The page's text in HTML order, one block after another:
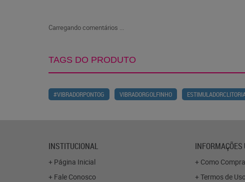
Carregando comentários ...
TAGS DO PRODUTO
#VIBRADORPONTOG VIBRADORGOLFINHO
INSTITUCIONAL
Página Inicial
Fale Conosco
INFORMAÇÕES
Como
Termos de